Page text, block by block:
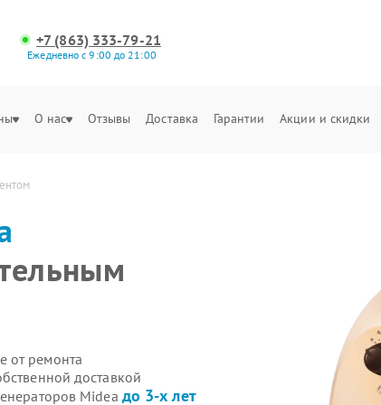
+7 (863) 333-79-21
Ежедневно с 9:00 до 21:00
О нас Отзывы Доставка Гарантии Акции и скидки
от ремонта
доставкой
Midea до 3-х лет